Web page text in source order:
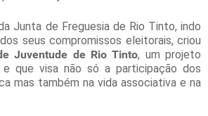
Junta de Freguesia de Rio Tinto, indo
seus compromissos eleitorais, criou
Juventude de Rio Tinto, um projeto
e que visa não só a participação dos
mas também na vida associativa e na